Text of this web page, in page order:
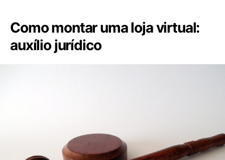
Como montar uma loja virtual:
auxílio jurídico